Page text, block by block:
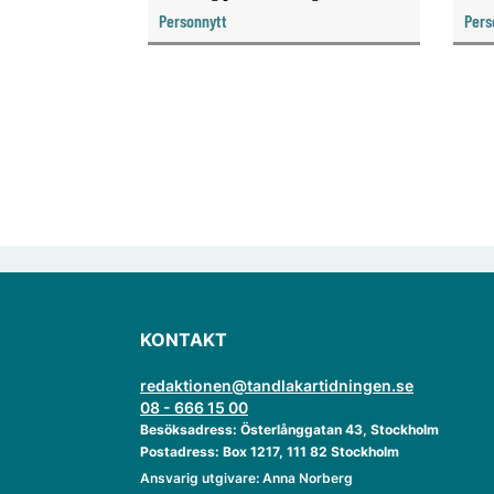
materialforskning genom att
knyta forskaren Pekka Vallittu till
Personnytt
KONTAKT
redaktionen@tandlakartidningen.se
08 - 666 15 00
Besöksadress: Österlånggatan 43, Stockholm
Postadress: Box 1217, 111 82 Stockholm
Ansvarig utgivare: Anna Norberg